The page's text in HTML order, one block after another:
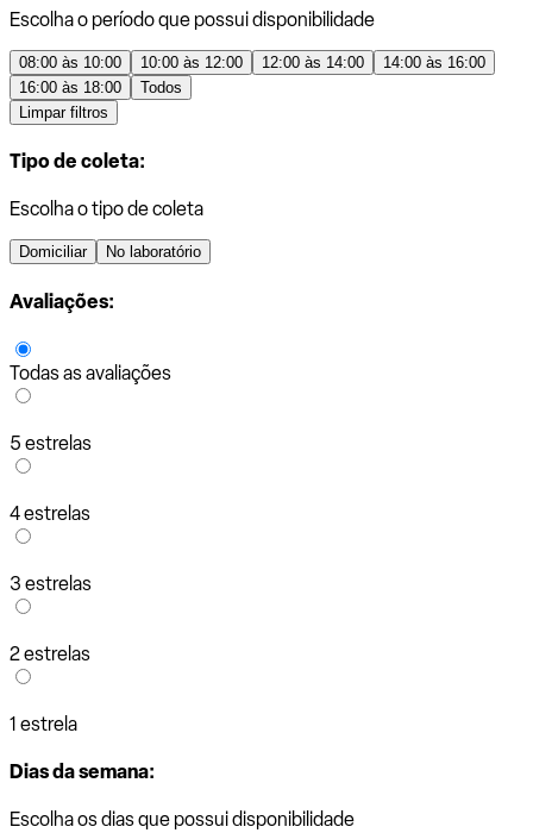
Escolha o período que possui disponibilidade
08:00 às 10:00 10:00 às 12:00 12:00 às 14:00
14:00 às 16:00
16:00 às 18:00
Todos
Limpar filtros
Tipo de coleta:
Escolha o tipo de coleta
Domiciliar No laboratório
Avaliações:
Todas as avaliações
5 estrelas
4 estrelas
3 estrelas
2 estrelas
1 estrela
Dias da semana:
Escolha os dias que possui disponibilidade